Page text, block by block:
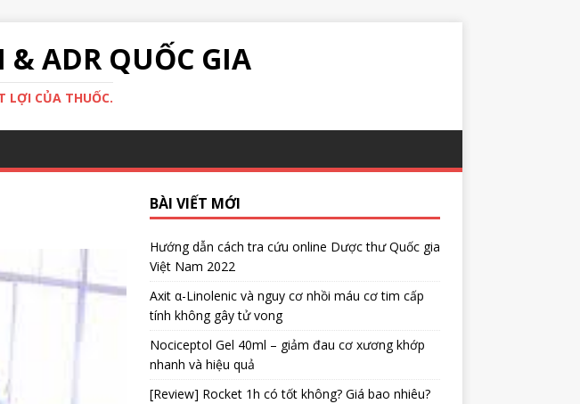
ADR QUỐC GIA
LỢI CỦA THUỐC.
BÀI VIẾT MỚI
Hướng dẫn cách tra cứu online Dược thư Quốc gia
Việt Nam 2022
Axit α-Linolenic và nguy cơ nhồi máu cơ tim cấp
tính không gây tử vong
Nociceptol Gel 40ml – giảm đau cơ xương khớp
nhanh và hiệu quả
[Review] Rocket 1h có tốt không? Giá bao nhiêu?